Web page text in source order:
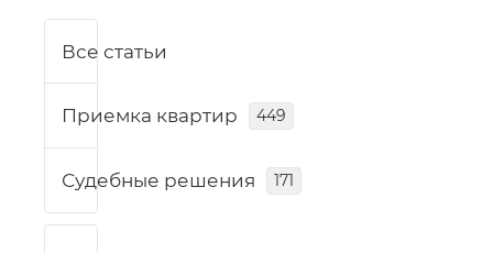
Все статьи
Приемка квартир 449
Судебные решения 171